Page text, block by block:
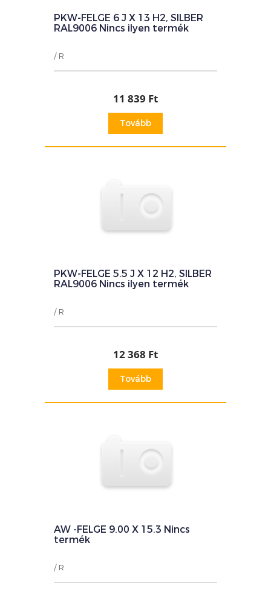
PKW-FELGE 6 J X 13 H2, SILBER
RAL9006 Nincs ilyen termék
/ R
11 839 Ft
Tovább
PKW-FELGE 5.5 J X 12 H2, SILBER
RAL9006 Nincs ilyen termék
/ R
12 368 Ft
Tovább
AW -FELGE 9.00 X 15.3 Nincs
termék
/ R